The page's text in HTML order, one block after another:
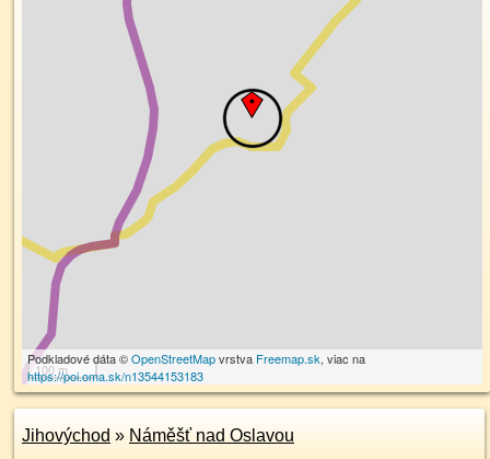
100 m
Podkladové dáta ©OpenStreetMapvrstva Freemap.sk, viac na
https://poi.oma.sk/n13544153183
Jihovýchod » Náměšť nad Oslavou